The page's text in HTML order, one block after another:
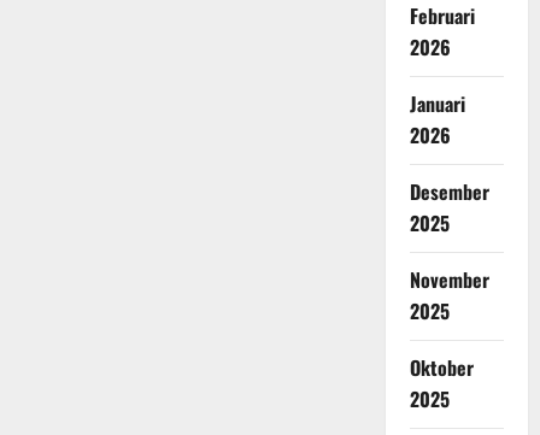
Februari
2026
Januari
2026
Desember
2025
November
2025
Oktober
2025